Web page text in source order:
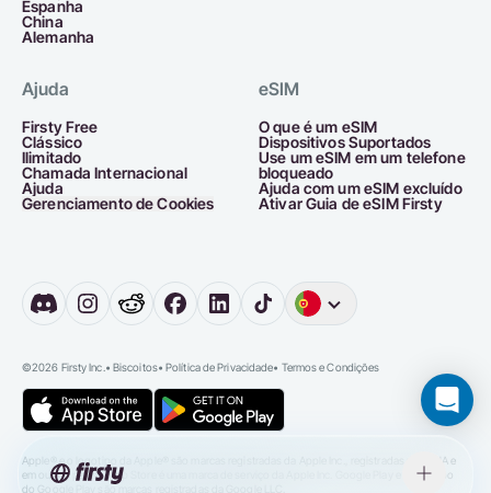
Espanha
China
Alemanha
Ajuda
Firsty Free
Clássico
Ilimitado
Chamada Internacional
Ajuda
Gerenciamento de Cookies
eSIM
O que é um eSIM
Dispositivos Suportados
Use um eSIM em um telefone
bloqueado
Ajuda com um eSIM excluído
Ativar Guia de eSIM Firsty
©2026 Firsty Inc. • Biscoitos•Política de Privacidade• Termos e Condições
Apple® e o logotipo da Apple® são marcas registradas da Apple Inc., registradas nos EUA e
em outros países. App Store é uma marca de serviço da Apple Inc. Google Play e o logotipo
do Google Play são marcas registradas da Google LLC.